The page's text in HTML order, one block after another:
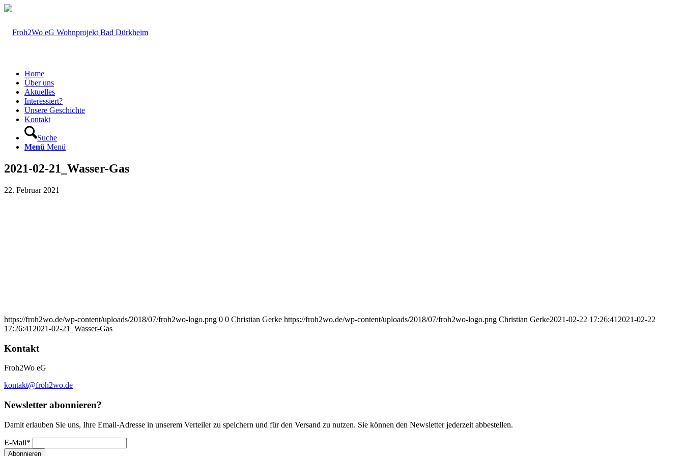
Home
Über uns
Aktuelles
Interessiert?
Unsere Geschichte
Kontakt
Suche
Menü Menü
2021-02-21_Wasser-Gas
22. Februar 2021
https://froh2wo.de/wp-content/uploads/2018/07/froh2wo-logo.png 0 0 Christian Gerke https://froh2wo.de/wp-content/uploads/2018/07/froh2wo-logo.png Christian Gerke2021-02-22 17:26:41 2021-02-22
17:26:41 2021-02-21_Wasser-Gas
Kontakt
Froh2Wo eG
kontakt@froh2wo.de
Newsletter abonnieren?
Damit erlauben Sie uns, Ihre Email-Adresse in unserem Verteiler zu speichern und für den Versand zu nutzen. Sie können den Newsletter jederzeit abbestellen.
E-Mail*